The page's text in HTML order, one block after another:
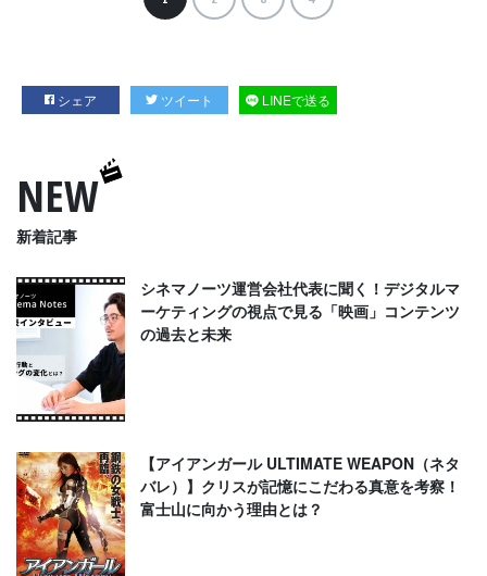
シェア ツイート LINEで送る
NEW
新着記事
シネマノーツ運営会社代表に聞く！デジタルマ
ーケティングの視点で見る「映画」コンテンツ
の過去と未来
【アイアンガール ULTIMATE WEAPON（ネタ
バレ）】クリスが記憶にこだわる真意を考察！
富士山に向かう理由とは？